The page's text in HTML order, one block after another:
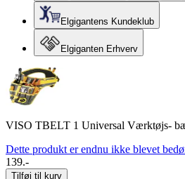
Elgigantens Kundeklub
Elgiganten Erhverv
VISO TBELT 1 Universal Værktøjs-
Dette produkt er endnu ikke blevet
139.-
Tilføj til kurv